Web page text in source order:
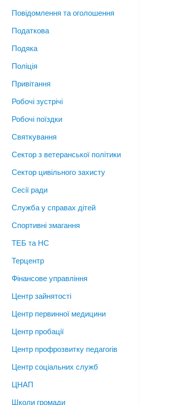
Повідомлення та оголошення
Податкова
Подяка
Поліція
Привітання
Робочі зустрічі
Робочі поїздки
Святкування
Сектор з ветеранської політики
Сектор цивільного захисту
Сесії ради
Служба у справах дітей
Спортивні змагання
ТЕБ та НС
Терцентр
Фінансове управління
Центр зайнятості
Центр первинної медицини
Центр пробації
Центр профрозвитку педагогів
Центр соціальних служб
ЦНАП
Школи громади